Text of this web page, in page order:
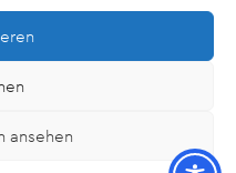
ansehen